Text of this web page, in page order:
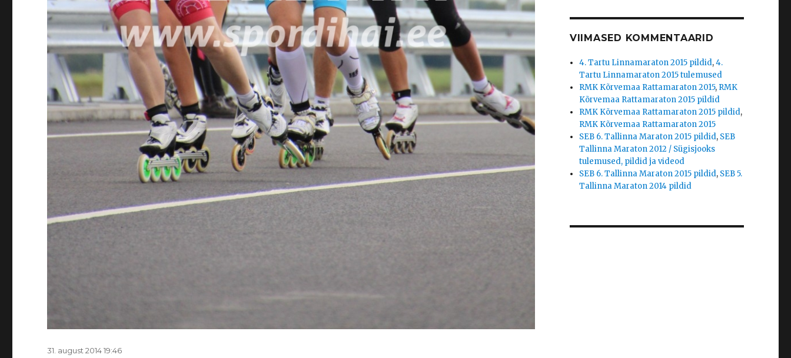
Postitatud
31. august 2014 19:46
VIIMASED KOMMENTAARID
4. Tartu Linnamaraton 2015 pildid,4.
Tartu Linnamaraton 2015 tulemused
RMK Kõrvemaa Rattamaraton 2015, RMK
Kõrvemaa Rattamaraton 2015 pildid
RMK Kõrvemaa Rattamaraton 2015 pildid,
RMK Kõrvemaa Rattamaraton 2015
SEB 6. Tallinna Maraton 2015 pildid, SEB
Tallinna Maraton 2012 / Sügisjooks
tulemused, pildid ja videod
SEB 6. Tallinna Maraton 2015 pildid, SEB 5.
Tallinna Maraton 2014 pildid